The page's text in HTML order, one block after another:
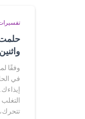
حلمت
وفقًا
في
التغلب